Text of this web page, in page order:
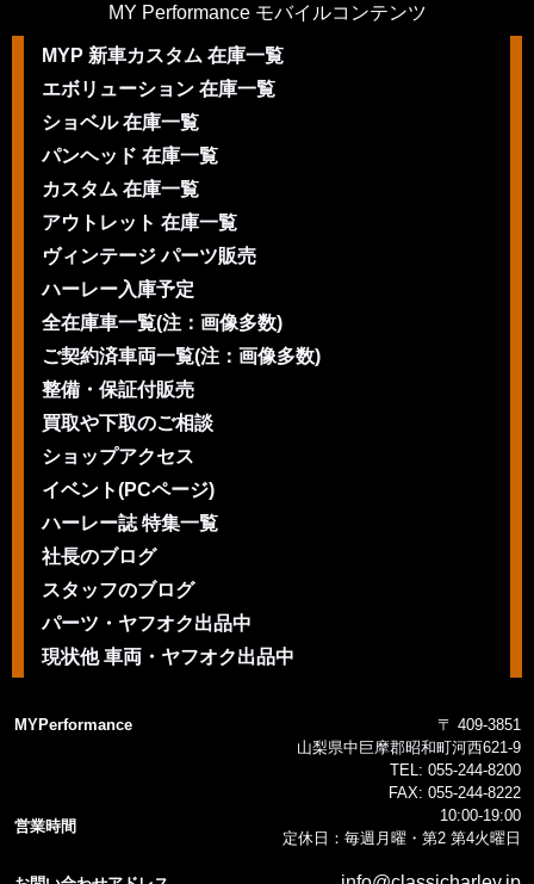
MY Performance モバイルコンテンツ
MYP 新車カスタム 在庫一覧
エボリューション 在庫一覧
ショベル 在庫一覧
パンヘッド 在庫一覧
カスタム 在庫一覧
アウトレット 在庫一覧
ヴィンテージ パーツ販売
ハーレー入庫予定
全在庫車一覧(注：画像多数)
ご契約済車両一覧(注：画像多数)
整備・保証付販売
買取や下取のご相談
ショップアクセス
イベント(PCページ)
ハーレー誌 特集一覧
社長のブログ
スタッフのブログ
パーツ・ヤフオク出品中
現状他 車両・ヤフオク出品中
MYPerformance
〒 409-3851
山梨県中巨摩郡昭和町河西621-9
TEL: 055-244-8200
FAX: 055-244-8222
営業時間
10:00-19:00
定休日：毎週月曜・第2 第4火曜日